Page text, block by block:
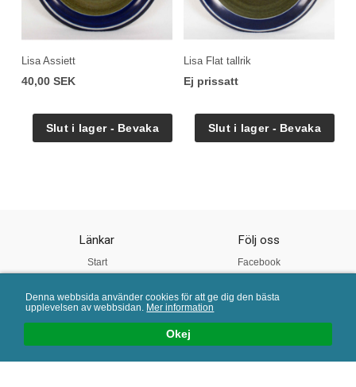
Okej
Denna webbsida använder cookies för att ge dig den bästa
upplevelsen av webbsidan. Mer information
Lisa Assiett
40,00 SEK
Lisa Flat tallrik
Ej prissatt
Länkar
Start
Vår Kvalitet
Följ oss
Facebook
Twitter